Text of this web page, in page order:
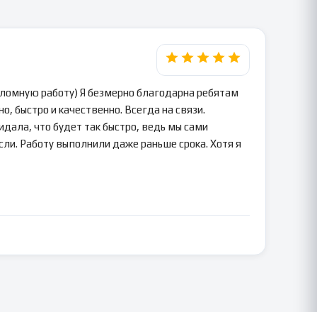
работу) Я безмерно благодарна ребятам
быстро и качественно. Всегда на связи.
что будет так быстро, ведь мы сами
Работу выполнили даже раньше срока. Хотя я